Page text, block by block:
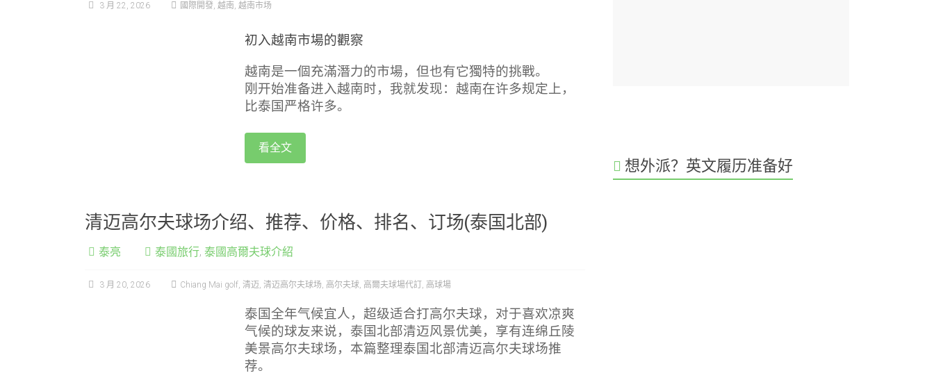
3 月 22, 2026 國際開發, 越南, 越南市场
初入越南市場的觀察
越南是一個充滿潛力的市場，但也有它獨特的挑戰。
刚开始准备进入越南时，我就发现：越南在许多规定上，
比泰国严格许多。
看全文
清迈高尔夫球场介绍、推荐、价格、排名、订场(泰国北部)
泰亮 泰國旅行, 泰國高爾夫球介紹
3 月 20, 2026 Chiang Mai golf 清迈 清迈高尔夫球场 高尔夫球 高爾夫球場代訂 高球場
泰国全年气候宜人，超级适合打高尔夫球，对于喜欢凉爽
气候的球友来说，泰国北部清迈风景优美，享有连绵丘陵
美景高尔夫球场，本篇整理泰国北部清迈高尔夫球场推
荐。
想外派？英文履历准备好